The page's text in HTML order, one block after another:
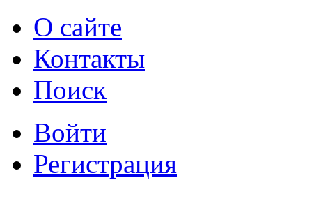
О сайте
Контакты
Поиск
Войти
Регистрация